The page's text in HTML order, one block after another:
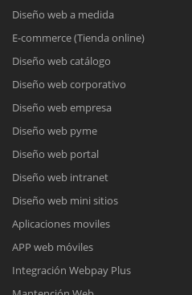
Diseño web a medida
E-commerce (Tienda online)
Diseño web catálogo
Diseño web corporativo
Diseño web empresa
Diseño web pyme
Diseño web portal
Diseño web intranet
Diseño web mini sitios
Aplicaciones moviles
APP web móviles
Integración Webpay Plus